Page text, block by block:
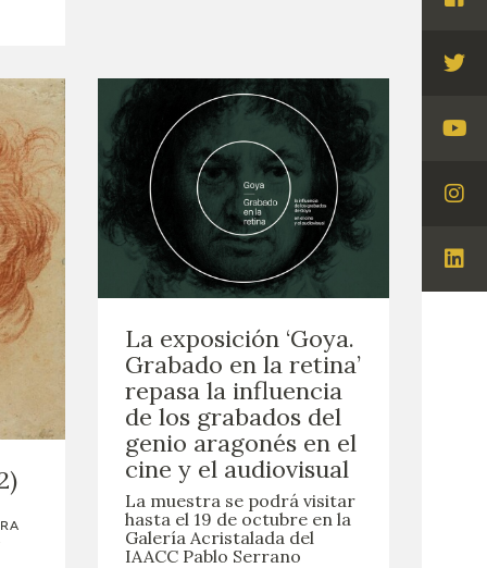
La exposición ‘Goya.
Grabado en la retina’
repasa la influencia
de los grabados del
genio aragonés en el
cine y el audiovisual
La muestra se podrá visitar
hasta el 19 de octubre en la
Galería Acristalada del
IAACC Pablo Serrano